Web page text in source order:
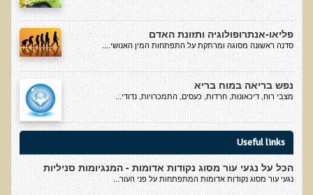
בדיקת AMAS - מידע למטופל
פאנל קרדיו-ווסקולרי - לבריאות מערכת כלי הדם והלב
בדיקת שיער לאיתור מחסור במינרלים
בדיקות גנטיות
בדיקות לאבחון מחסורים וסיכונים
בדיקת צואה לאיתור מוקדם של סרטן המעי הגס M2PK
בדיקת דם קליפורד לרגישויות לחומרים דנטאליים
פליאו-אנתרופולוגיה ותזונת האדם
סדנה ראשונה מסוגה ומרתקת על התפתחות המין האנושי....
נפש בריאה במוח בריא
מצבי רוח, דיכאונות, חרדות, כעסים, התמכרויות, נדודי...
Useful links
הכל על נגעי עור מסוג נקודות אדומות - המנגיומות סניליות
נגעי עור מסוג נקודות אדומות המתפתחות על פני העור...